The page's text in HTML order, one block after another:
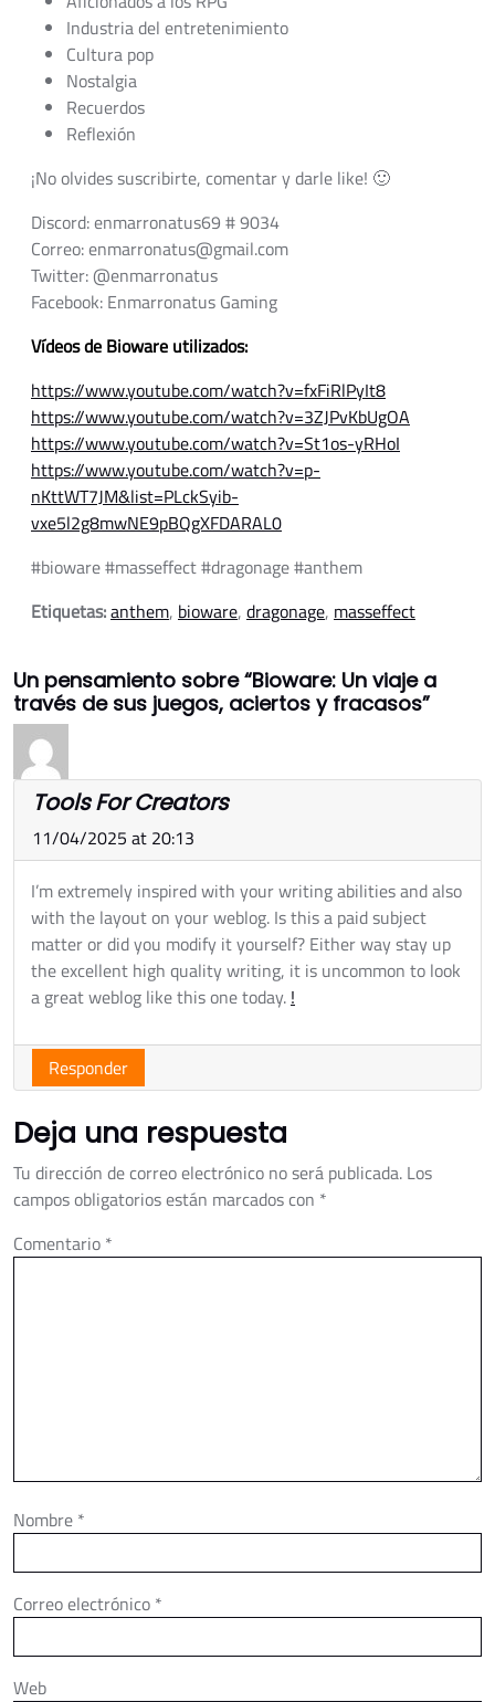
Industria del entretenimiento
Cultura pop
Nostalgia
Recuerdos
Reflexión
¡No olvides suscribirte, comentar y darle like! 🙂
Discord: enmarronatus69 # 9034
Correo: enmarronatus@gmail.com
Twitter: @enmarronatus
Facebook: Enmarronatus Gaming
Vídeos de Bioware utilizados:
https://www.youtube.com/watch?v=fxFiRlPyIt8
https://www.youtube.com/watch?v=3ZJPvKbUgOA
https://www.youtube.com/watch?v=St1os-yRHoI
https://www.youtube.com/watch?v=p-
nKttWT7JM&list=PLckSyib-
vxe5l2g8mwNE9pBQgXFDARAL0
#bioware #masseffect #dragonage #anthem
Etiquetas:anthem, bioware, dragonage, masseffect
Un pensamiento sobre “Bioware: Un viaje a
través de sus juegos, aciertos y fracasos”
Tools For Creators
11/04/2025 at 20:13
I’m extremely inspired with your writing abilities and also
with the layout on your weblog. Is this a paid subject
matter or did you modify it yourself? Either way stay up
the excellent high quality writing, it is uncommon to look
a great weblog like this one today. !
Responder
Deja una respuesta
Tu dirección de correo electrónico no será publicada. Los
campos obligatorios están marcados con *
Comentario *
Nombre *
Correo electrónico *
Web